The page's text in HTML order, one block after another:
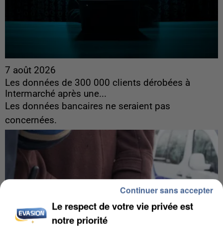
7 août 2026
Les données de 300 000 clients dérobées à
Intermarché après une...
Les données bancaires ne seraient pas
concernées.
Le respect de votre vie privée est
notre priorité
Continuer sans accepter